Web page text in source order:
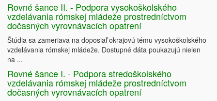
Rovné šance II. - Podpora vysokoškolského
vzdelávania rómskej mládeže prostredníctvom
dočasných vyrovnávacích opatrení
Štúdia sa zameriava na doposiaľ okrajovú tému vysokoškolského
vzdelávania rómskej mládeže. Dostupné dáta poukazujú nielen
na ...
Rovné šance I. - Podpora stredoškolského
vzdelávania rómskej mládeže prostredníctvom
dočasných vyrovnávacích opatrení